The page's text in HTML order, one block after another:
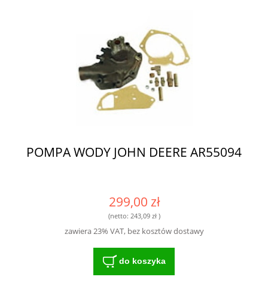
POMPA WODY JOHN DEERE AR55094
299,00 zł
(netto: 243,09 zł)
zawiera 23% VAT, bez kosztów dostawy
do koszyka